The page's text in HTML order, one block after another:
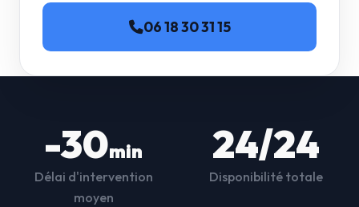
06 18 30 31 15
-30min
Délai d'intervention
moyen
24/24
Disponibilité totale